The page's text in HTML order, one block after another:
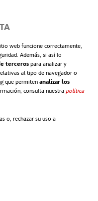
web funcione correctamente,
Además, si así lo
tercerospara analizar y
al tipo de navegador o
que permiten analizar los
consulta nuestra política
o, rechazar su uso a
de dados